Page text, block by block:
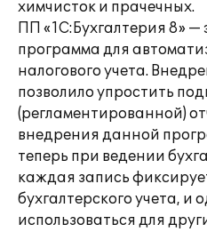
химчисток и прачечных.
ПП «1С:Бухгалтерия 8» —
программа для
налогового учета.
позволило упростить
(регламентированной)
внедрения данной
теперь при ведении
каждая запись
бухгалтерского учета, и
использоваться для